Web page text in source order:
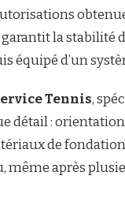
la stabilité
équipé d’un
Tennis,
détail :
de
même après